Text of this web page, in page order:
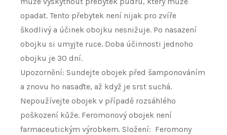
opadat. Tento přebytek není nijak pro zvíře
škodlivý a účinek obojku nesnižuje. Po nasazení
obojku si umyjte ruce. Doba účinnosti jednoho
obojku je 30 dní.
Upozornění: Sundejte obojek před šamponováním
a znovu ho nasaďte, až když je srst suchá.
Nepoužívejte obojek v případě rozsáhlého
poškození kůže. Feromonový obojek není
farmaceutickým výrobkem. Složení: Feromony